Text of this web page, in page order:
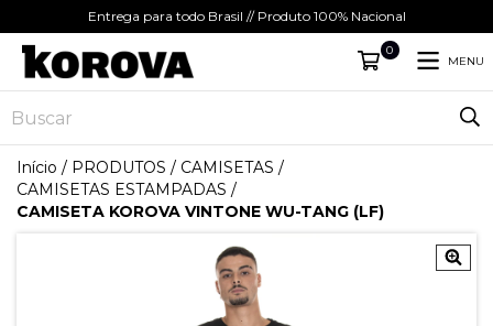
Entrega para todo Brasil // Produto 100% Nacional
0
MENU
Início / PRODUTOS / CAMISETAS /
CAMISETAS ESTAMPADAS /
CAMISETA KOROVA VINTONE WU-TANG (LF)